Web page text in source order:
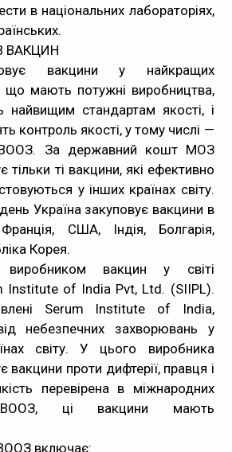
в національних лабораторіях,
ВАКЦИН
вакцини у найкращих
що мають потужні виробництва,
найвищим стандартам якості, і
контроль якості, у тому числі —
ВООЗ. За державний кошт МОЗ
тільки ті вакцини, які ефективно
у інших країнах світу.
Україна закуповує вакцини в
США, Індія, Болгарія,
Корея.
виробником вакцин у світі
Institute of India Pvt, Ltd. (SIIPL).
Serum Institute of India,
небезпечних захворювань у
світу. У цього виробника
вакцини проти дифтерії, правця і
перевірена в міжнародних
ВООЗ, ці вакцини мають
ВООЗ включає: